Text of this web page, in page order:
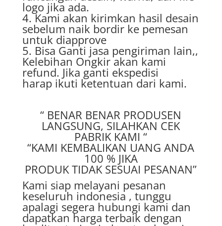
logo jika ada.
4. Kami akan kirimkan hasil desain
sebelum naik bordir ke pemesan
untuk diapprove
5. Bisa Ganti jasa pengiriman lain,,
Kelebihan Ongkir akan kami
refund. Jika ganti ekspedisi
harap ikuti ketentuan dari kami.
“ BENAR BENAR PRODUSEN
LANGSUNG, SILAHKAN CEK
PABRIK KAMI “
“KAMI KEMBALIKAN UANG ANDA
100 % JIKA
PRODUK TIDAK SESUAI PESANAN”
Kami siap melayani pesanan
keseluruh indonesia , tunggu
apalagi segera hubungi kami dan
dapatkan harga terbaik dengan